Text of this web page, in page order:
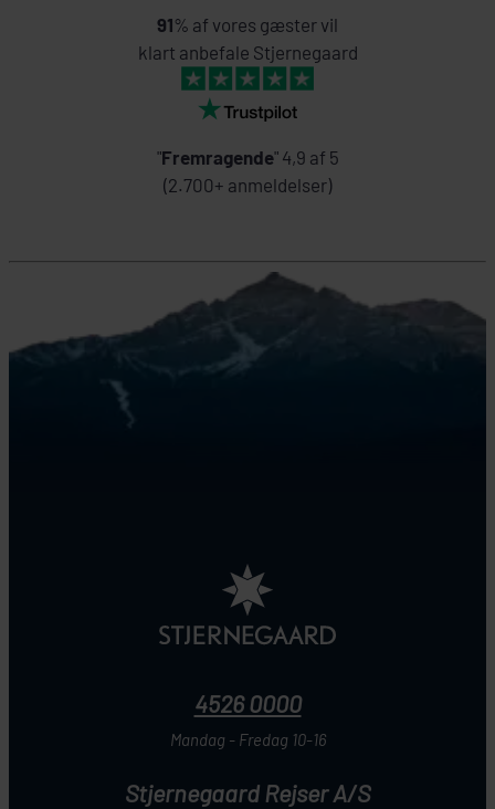
91% af vores gæster vil
klart anbefale Stjernegaard
"Fremragende" 4,9 af 5
(2.700+ anmeldelser)
4526 0000
Mandag - Fredag 10-16
Stjernegaard Rejser A/S